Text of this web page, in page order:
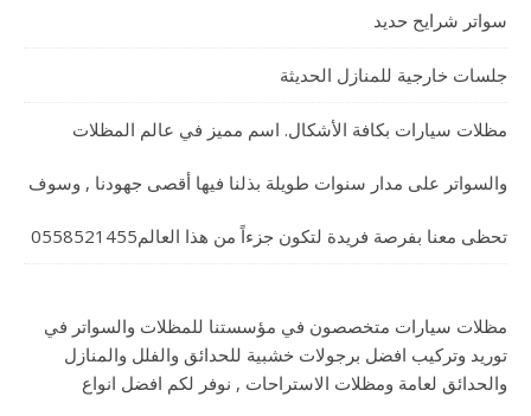
سواتر شرايح حديد
جلسات خارجية للمنازل الحديثة
مظلات سيارات بكافة الأشكال. اسم مميز في عالم المظلات
والسواتر على مدار سنوات طويلة بذلنا فيها أقصى جهودنا , وسوف
تحظى معنا بفرصة فريدة لتكون جزءاً من هذا العالم0558521455
مظلات سيارات متخصصون في مؤسستنا للمظلات والسواتر في
توريد وتركيب افضل برجولات خشبية للحدائق والفلل والمنازل
والحدائق لعامة ومظلات الاستراحات , نوفر لكم افضل انواع